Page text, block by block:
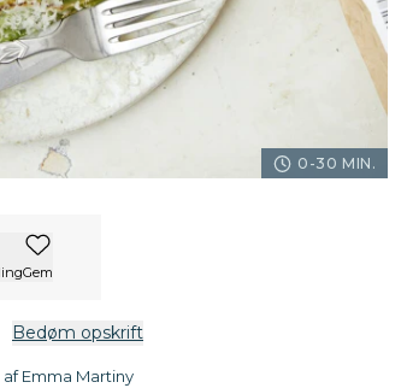
0-30 MIN.
Gem
Bedøm opskrift
af Emma Martiny